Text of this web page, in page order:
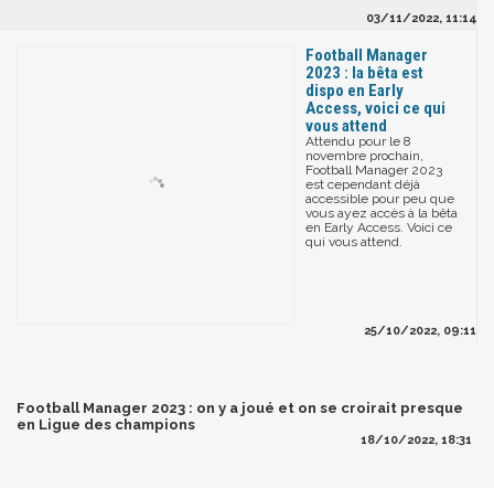
03/11/2022, 11:14
Football Manager
2023 : la bêta est
dispo en Early
Access, voici ce qui
vous attend
Attendu pour le 8
novembre prochain,
Football Manager 2023
est cependant déjà
accessible pour peu que
vous ayez accès à la bêta
en Early Access. Voici ce
qui vous attend.
25/10/2022, 09:11
Football Manager 2023 : on y a joué et on se croirait presque
en Ligue des champions
18/10/2022, 18:31